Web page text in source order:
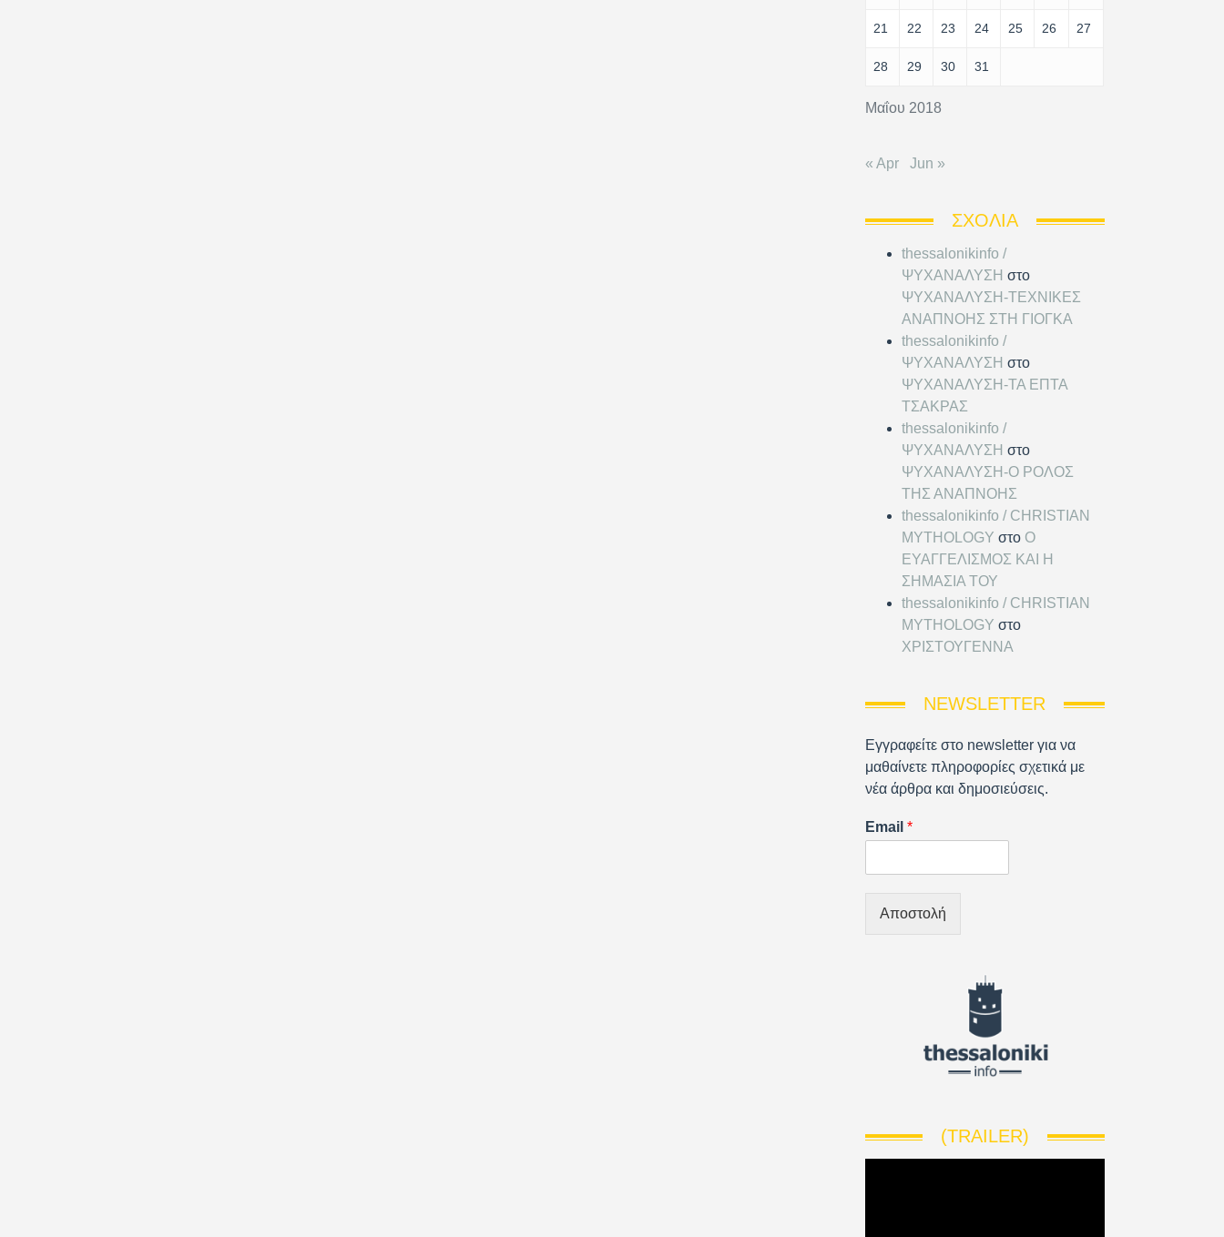
Μαΐου 2018
21 22 23 24 25 26 27
28 29 30 31
« Apr Jun »
ΣΧΌΛΙΑ
thessalonikinfo /
ΨΥΧΑΝΑΛΥΣΗ στο
ΨΥΧΑΝΑΛΥΣΗ-ΤΕΧΝΙΚΕΣ
ΑΝΑΠΝΟΗΣ ΣΤΗ ΓΙΟΓΚΑ
thessalonikinfo /
ΨΥΧΑΝΑΛΥΣΗ στο
ΨΥΧΑΝΑΛΥΣΗ-ΤΑ ΕΠΤΑ
ΤΣΑΚΡΑΣ
thessalonikinfo /
ΨΥΧΑΝΑΛΥΣΗ στο
ΨΥΧΑΝΑΛΥΣΗ-Ο ΡΟΛΟΣ
ΤΗΣ ΑΝΑΠΝΟΗΣ
thessalonikinfo / CHRISTIAN
MYTHOLOGY στο Ο
ΕΥΑΓΓΕΛΙΣΜΟΣ ΚΑΙ Η
ΣΗΜΑΣΙΑ ΤΟΥ
thessalonikinfo / CHRISTIAN
MYTHOLOGY στο
ΧΡΙΣΤΟΥΓΕΝΝΑ
NEWSLETTER
Εγγραφείτε στο newsletter για να
μαθαίνετε πληροφορίες σχετικά με
νέα άρθρα και δημοσιεύσεις.
Email*
Αποστολή
(TRAILER)